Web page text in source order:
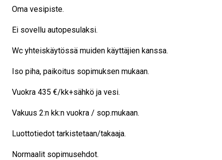
Oma vesipiste.
Ei sovellu autopesulaksi.
Wc yhteiskäytössä muiden käyttäjien kanssa.
Iso piha, paikoitus sopimuksen mukaan.
Vuokra 435 €/kk+sähkö ja vesi.
Vakuus 2:n kk:n vuokra / sop.mukaan.
Luottotiedot tarkistetaan/takaaja.
Normaalit sopimusehdot.